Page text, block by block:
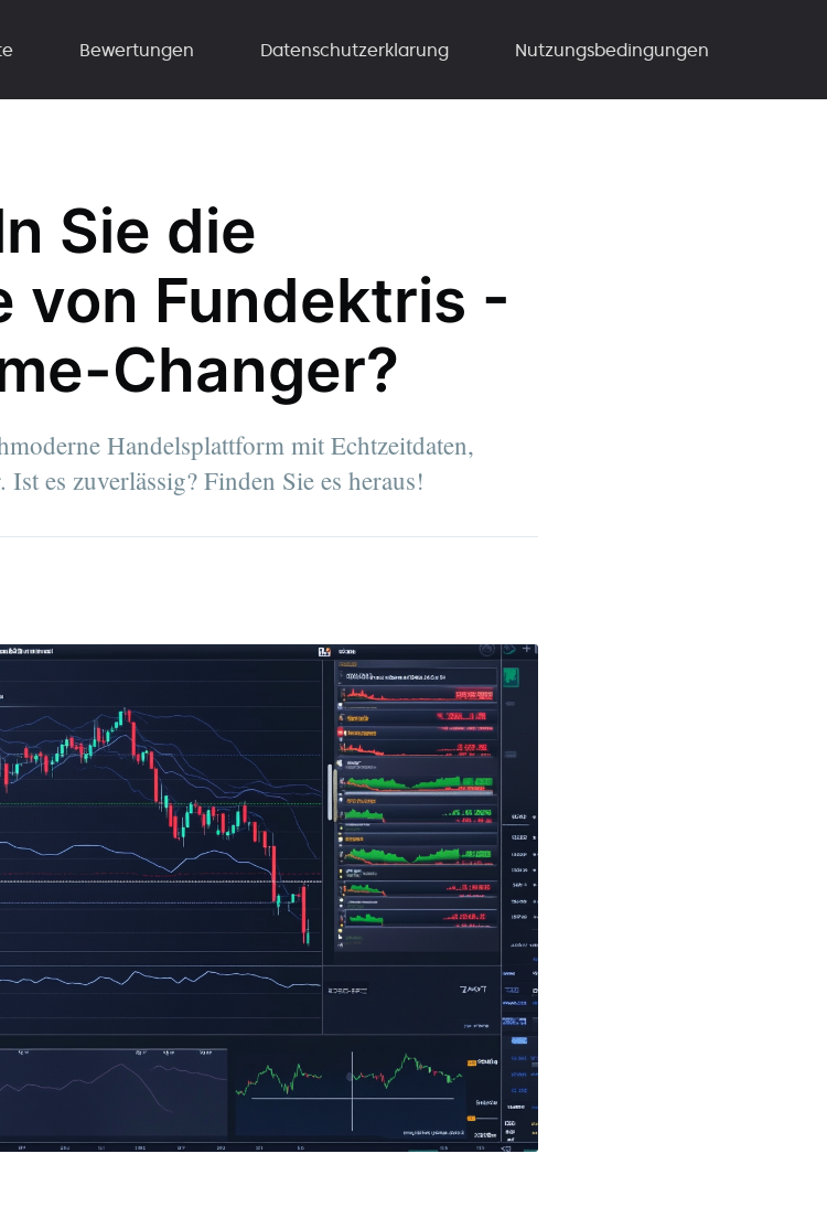
Bewertungen Datenschutzerklarung Nutzungsbedingungen
Sie die
von Fundektris -
Changer?
Handelsplattform mit Echtzeitdaten,
es zuverlässig? Finden Sie es heraus!